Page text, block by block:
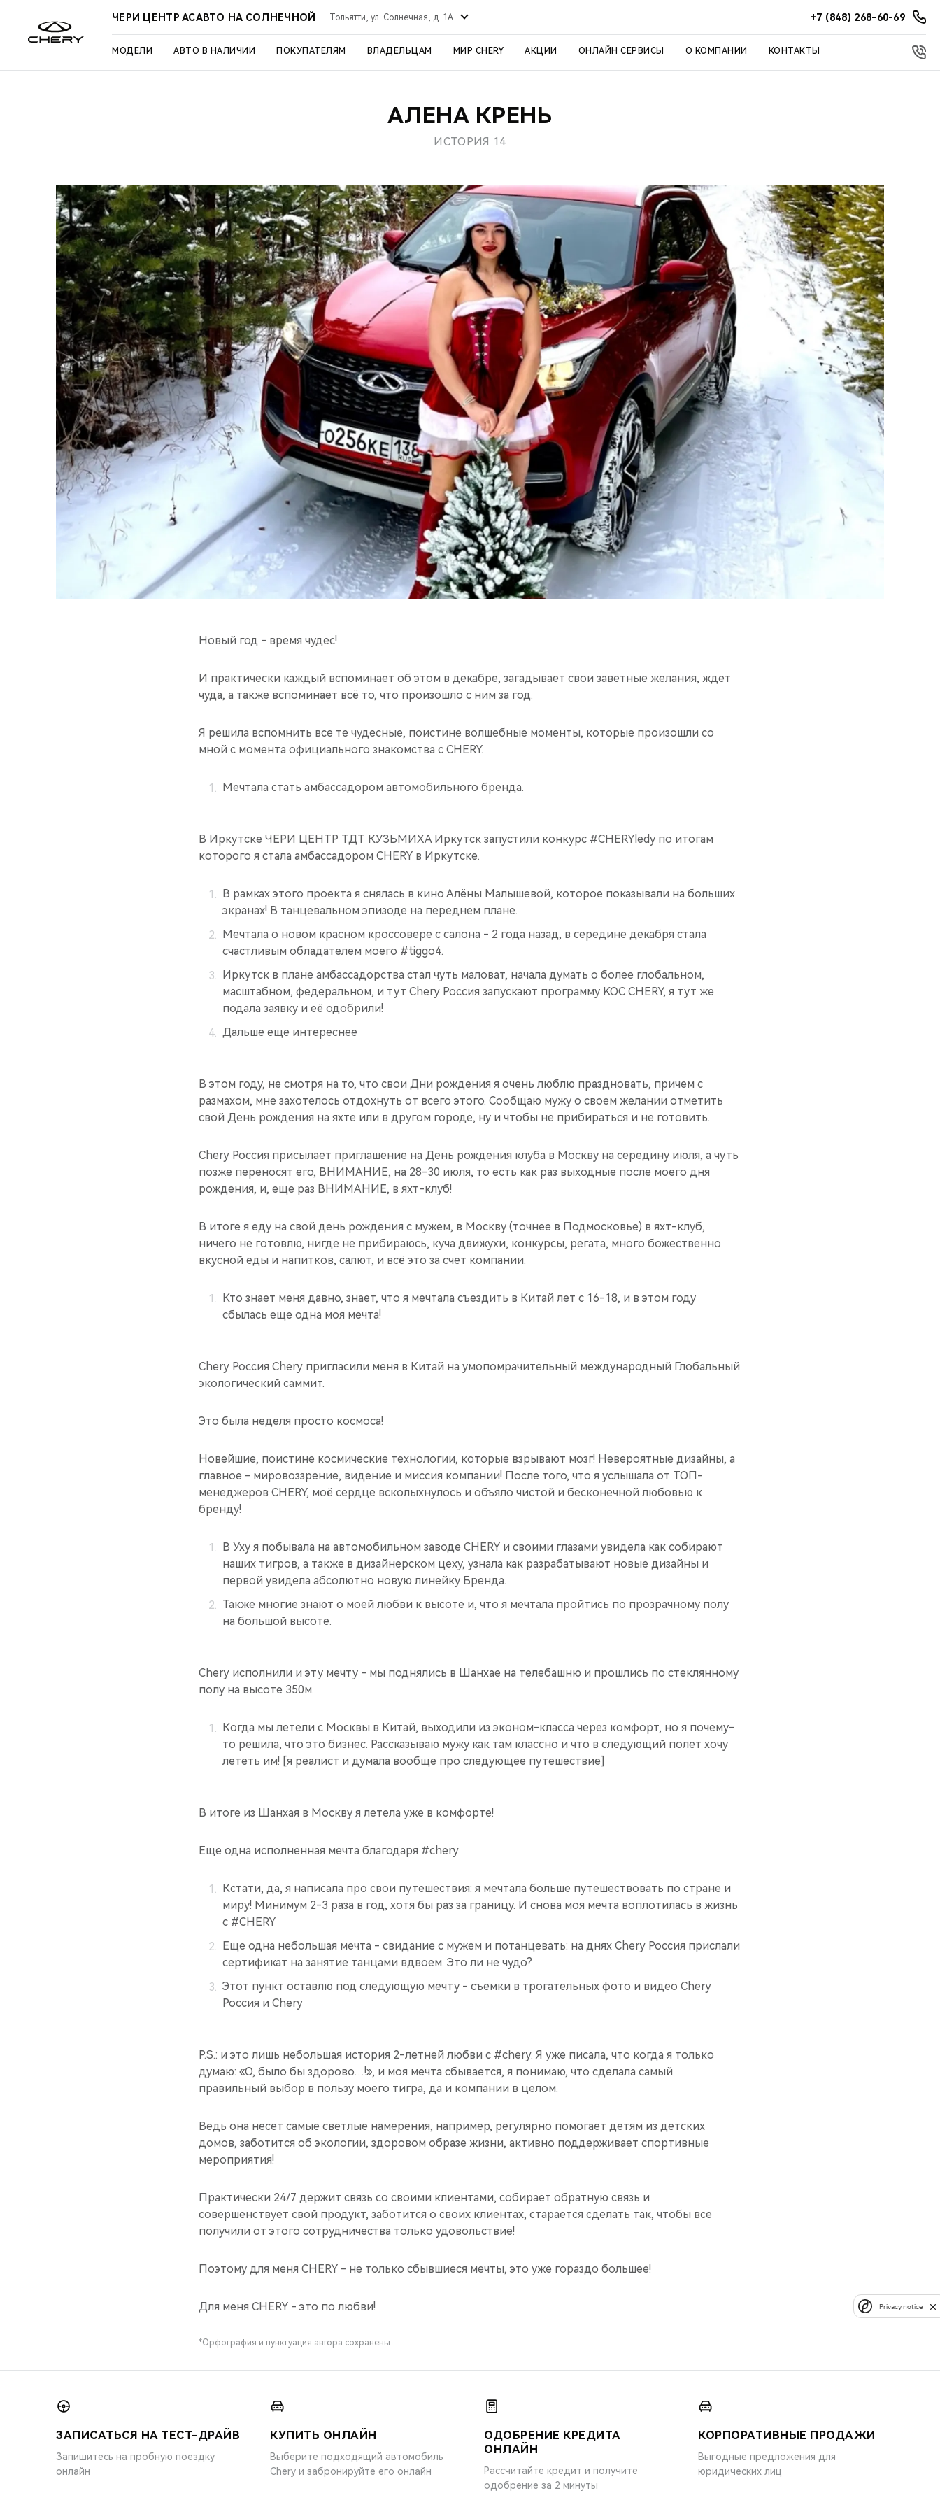
ЧЕРИ ЦЕНТР АСАВТО НА СОЛНЕЧНОЙ Тольятти, ул. Солнечная, д. 1А +7 (848) 268-60-69
МОДЕЛИ АВТО В НАЛИЧИИ ПОКУПАТЕЛЯМ ВЛАДЕЛЬЦАМ МИР CHERY АКЦИИ ОНЛАЙН СЕРВИСЫ О КОМПАНИИ КОНТАКТЫ
АЛЕНА КРЕНЬ
ИСТОРИЯ 14
Новый год - время чудес!
И практически каждый вспоминает об этом в декабре, загадывает свои заветные желания, ждет
чуда, а также вспоминает всё то, что произошло с ним за год.
Я решила вспомнить все те чудесные, поистине волшебные моменты, которые произошли со
мной с момента официального знакомства с CHERY.
Мечтала стать амбассадором автомобильного бренда.
В Иркутске ЧЕРИ ЦЕНТР ТДТ КУЗЬМИХА Иркутск запустили конкурс #CHERYledy по итогам
которого я стала амбассадором CHERY в Иркутске.
В рамках этого проекта я снялась в кино Алёны Малышевой, которое показывали на больших
экранах! В танцевальном эпизоде на переднем плане.
Мечтала о новом красном кроссовере с салона - 2 года назад, в середине декабря стала
счастливым обладателем моего #tiggo4.
Иркутск в плане амбассадорства стал чуть маловат, начала думать о более глобальном,
масштабном, федеральном, и тут Chery Россия запускают программу KOC CHERY, я тут же
подала заявку и её одобрили!
Дальше еще интереснее
В этом году, не смотря на то, что свои Дни рождения я очень люблю праздновать, причем с
размахом, мне захотелось отдохнуть от всего этого. Сообщаю мужу о своем желании отметить
свой День рождения на яхте или в другом городе, ну и чтобы не прибираться и не готовить.
Chery Россия присылает приглашение на День рождения клуба в Москву на середину июля, а чуть
позже переносят его, ВНИМАНИЕ, на 28-30 июля, то есть как раз выходные после моего дня
рождения, и, еще раз ВНИМАНИЕ, в яхт-клуб!
В итоге я еду на свой день рождения с мужем, в Москву (точнее в Подмосковье) в яхт-клуб,
ничего не готовлю, нигде не прибираюсь, куча движухи, конкурсы, регата, много божественно
вкусной еды и напитков, салют, и всё это за счет компании.
Кто знает меня давно, знает, что я мечтала съездить в Китай лет с 16-18, и в этом году
сбылась еще одна моя мечта!
Chery Россия Chery пригласили меня в Китай на умопомрачительный международный Глобальный
экологический саммит.
Это была неделя просто космоса!
Новейшие, поистине космические технологии, которые взрывают мозг! Невероятные дизайны, а
главное - мировоззрение, видение и миссия компании! После того, что я услышала от ТОП-
менеджеров CHERY, моё сердце всколыхнулось и объяло чистой и бесконечной любовью к
бренду!
В Уху я побывала на автомобильном заводе CHERY и своими глазами увидела как собирают
наших тигров, а также в дизайнерском цеху, узнала как разрабатывают новые дизайны и
первой увидела абсолютно новую линейку Бренда.
Также многие знают о моей любви к высоте и, что я мечтала пройтись по прозрачному полу
на большой высоте.
Chery исполнили и эту мечту - мы поднялись в Шанхае на телебашню и прошлись по стеклянному
полу на высоте 350м.
Когда мы летели с Москвы в Китай, выходили из эконом-класса через комфорт, но я почему-
то решила, что это бизнес. Рассказываю мужу как там классно и что в следующий полет хочу
лететь им! [я реалист и думала вообще про следующее путешествие]
В итоге из Шанхая в Москву я летела уже в комфорте!
Еще одна исполненная мечта благодаря #chery
Кстати, да, я написала про свои путешествия: я мечтала больше путешествовать по стране и
миру! Минимум 2-3 раза в год, хотя бы раз за границу. И снова моя мечта воплотилась в жизнь
с #CHERY
Еще одна небольшая мечта - свидание с мужем и потанцевать: на днях Chery Россия прислали
сертификат на занятие танцами вдвоем. Это ли не чудо?
Этот пункт оставлю под следующую мечту - съемки в трогательных фото и видео Chery
Россия и Chery
P.S.: и это лишь небольшая история 2-летней любви с #chery. Я уже писала, что когда я только
думаю: «О, было бы здорово…!», и моя мечта сбывается, я понимаю, что сделала самый
правильный выбор в пользу моего тигра, да и компании в целом.
Ведь она несет самые светлые намерения, например, регулярно помогает детям из детских
домов, заботится об экологии, здоровом образе жизни, активно поддерживает спортивные
мероприятия!
Практически 24/7 держит связь со своими клиентами, собирает обратную связь и
совершенствует свой продукт, заботится о своих клиентах, старается сделать так, чтобы все
получили от этого сотрудничества только удовольствие!
Поэтому для меня CHERY - не только сбывшиеся мечты, это уже гораздо большее!
Для меня CHERY - это по любви!
*Орфография и пунктуация автора сохранены
ЗАПИСАТЬСЯ НА ТЕСТ-ДРАЙВ
Запишитесь на пробную поездку
онлайн
КУПИТЬ ОНЛАЙН
Выберите подходящий автомобиль
Chery и забронируйте его онлайн
ОДОБРЕНИЕ КРЕДИТА
ОНЛАЙН
Рассчитайте кредит и получите
одобрение за 2 минуты
КОРПОРАТИВНЫЕ ПРОДАЖИ
Выгодные предложения для
юридических лиц
Privacy notice